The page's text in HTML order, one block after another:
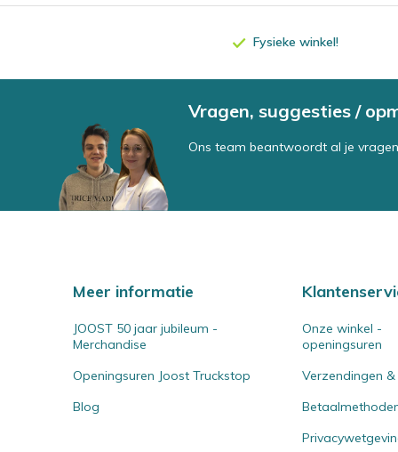
Fysieke winkel!
Vragen, suggesties /
Ons team beantwoordt al je
Meer informatie
JOOST 50 jaar jubileum -
Merchandise
Openingsuren Joost Truckstop
Blog
Onze winkel -
openingsuren
Verzendingen